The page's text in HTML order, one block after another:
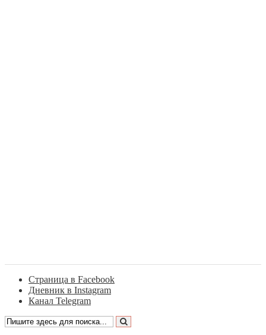
Страница в Facebook
Дневник в Instagram
Канал Telegram